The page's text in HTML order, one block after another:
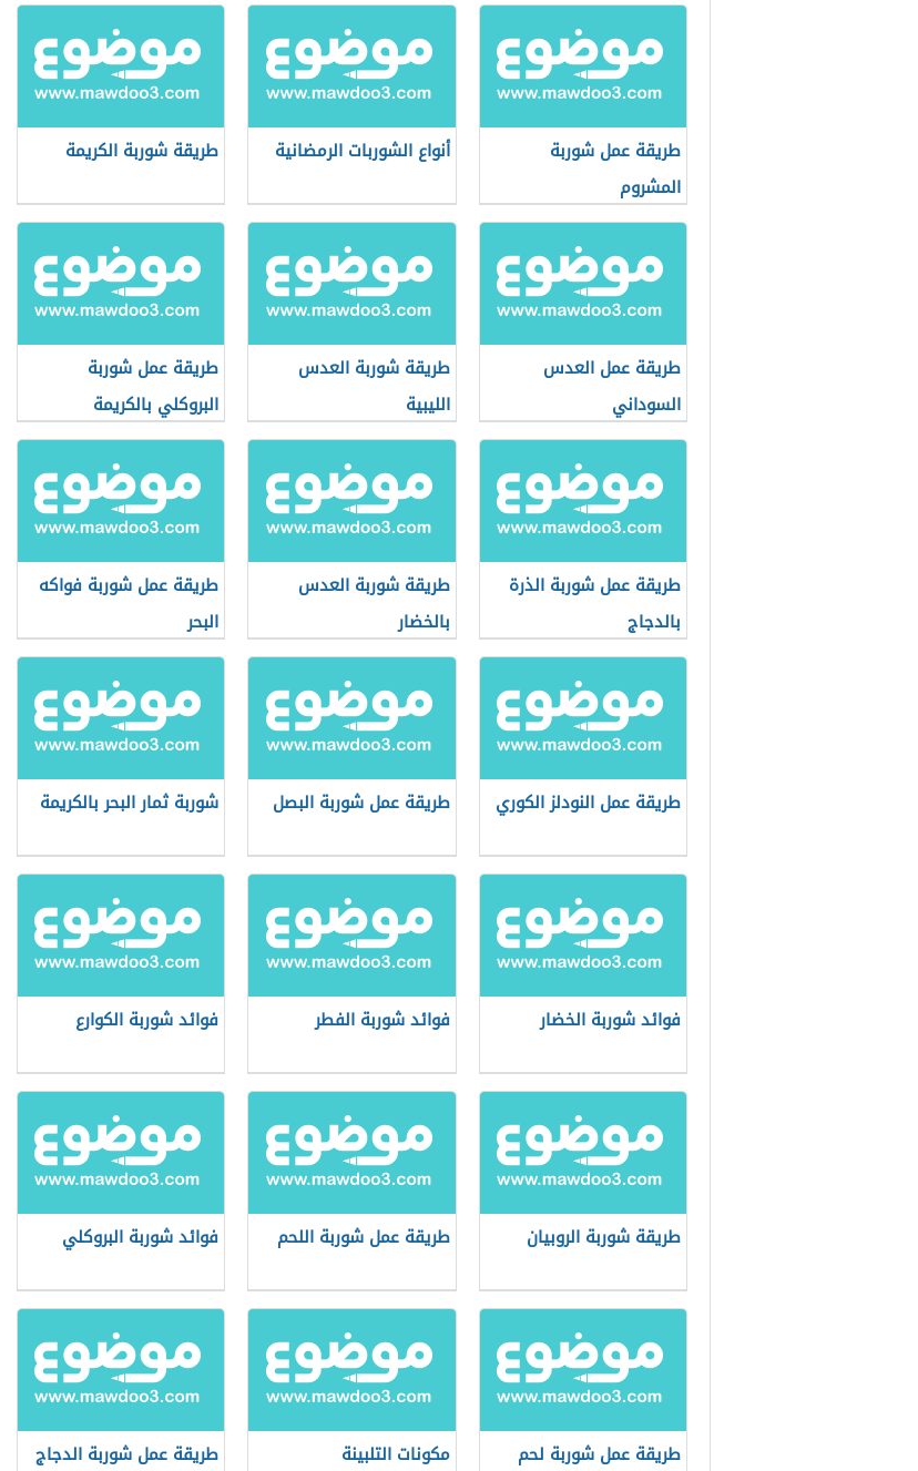
طريقة عمل شوربة
المشروم
أنواع الشوربات الرمضانية طريقة شوربة الكريمة
طريقة عمل العدس
السوداني
طريقة شوربة العدس
الليبية
طريقة عمل شوربة
البروكلي بالكريمة
طريقة عمل شوربة الذرة
بالدجاج
طريقة شوربة العدس
بالخضار
طريقة عمل شوربة فواكه
البحر
طريقة عمل النودلز الكوري طريقة عمل شوربة البصل شوربة ثمار البحر بالكريمة
فوائد شوربة الخضار فوائد شوربة الفطر فوائد شوربة الكوارع
طريقة شوربة الروبيان طريقة عمل شوربة اللحم فوائد شوربة البروكلي
طريقة عمل شوربة لحم مكونات التلبينة
طريقة عمل شوربة الدجاج